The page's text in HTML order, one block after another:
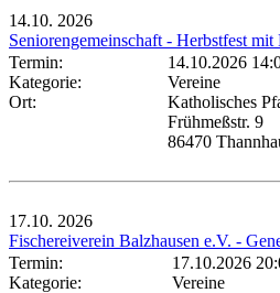
14.10. 2026
Seniorengemeinschaft - Herbstfest
Termin:
14.10.2026
Kategorie:
Vereine
Ort:
Katholisches
Frühmeßstr. 9
86470
17.10. 2026
Fischereiverein Balzhausen e.V. -
Termin:
17.10.2026
Kategorie:
Vereine